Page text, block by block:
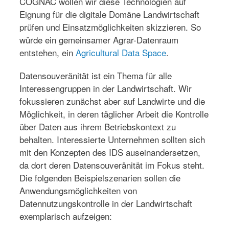
Eignung für die digitale Domäne Landwirtschaft
prüfen und Einsatzmöglichkeiten skizzieren. So
würde ein gemeinsamer Agrar-Datenraum
entstehen, ein Agricultural Data Space.
Datensouveränität ist ein Thema für alle
Interessengruppen in der Landwirtschaft. Wir
fokussieren zunächst aber auf Landwirte und die
Möglichkeit, in deren täglicher Arbeit die Kontrolle
über Daten aus ihrem Betriebskontext zu
behalten. Interessierte Unternehmen sollten sich
mit den Konzepten des IDS auseinandersetzen,
da dort deren Datensouveränität im Fokus steht.
Die folgenden Beispielszenarien sollen die
Anwendungsmöglichkeiten von
Datennutzungskontrolle in der Landwirtschaft
exemplarisch aufzeigen: